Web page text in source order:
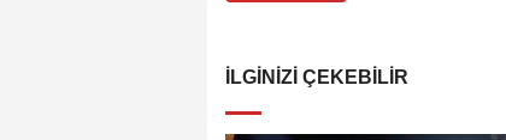
İLGINIZI ÇEKEBILIR